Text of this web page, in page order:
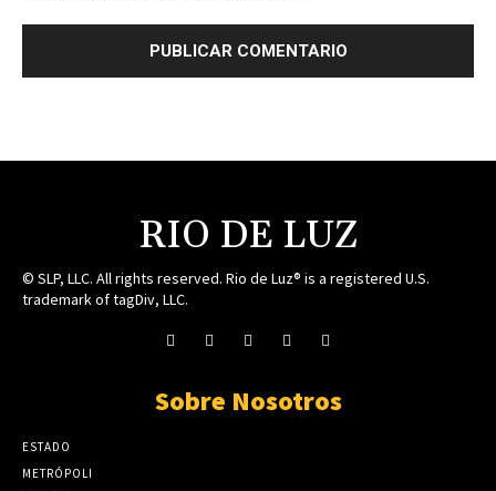
RIO DE LUZ
© SLP, LLC. All rights reserved. Rio de Luz® is a registered U.S.
trademark of tagDiv, LLC.
Sobre Nosotros
ESTADO
METRÓPOLI